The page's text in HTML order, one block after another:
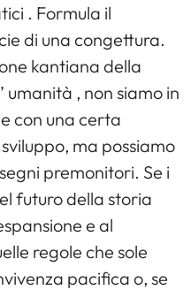
. Formula il
di una congettura.
kantiana della
, non siamo in
con una certa
ma possiamo
premonitori. Se i
futuro della storia
e al
regole che sole
pacifica o, se